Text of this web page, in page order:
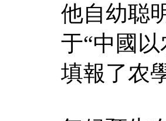
他自幼聪
于“中國
填報了农